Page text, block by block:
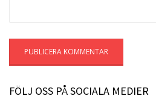
FÖLJ OSS PÅ SOCIALA MEDIER